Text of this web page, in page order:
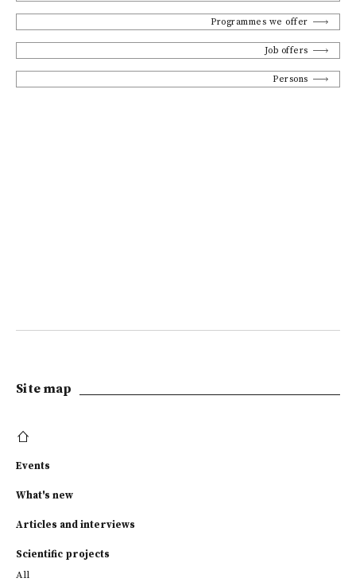
Programmes we offer
Job offers
Persons
Site map
Events
What's new
Articles and interviews
Scientific projects
All